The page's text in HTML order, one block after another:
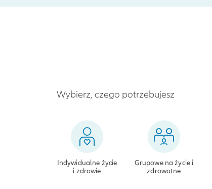
Wybierz, czego potrzebujesz
Indywidualne życie
i zdrowie
Grupowe na życie i
zdrowotne